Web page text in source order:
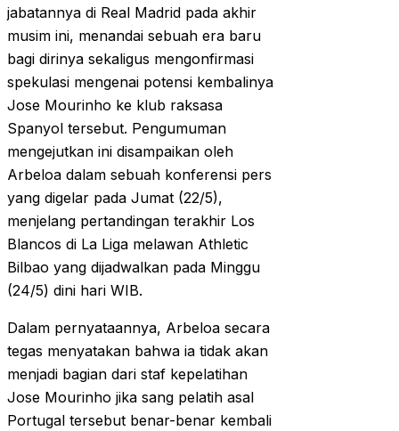
jabatannya di Real Madrid pada akhir
musim ini, menandai sebuah era baru
bagi dirinya sekaligus mengonfirmasi
spekulasi mengenai potensi kembalinya
Jose Mourinho ke klub raksasa
Spanyol tersebut. Pengumuman
mengejutkan ini disampaikan oleh
Arbeloa dalam sebuah konferensi pers
yang digelar pada Jumat (22/5),
menjelang pertandingan terakhir Los
Blancos di La Liga melawan Athletic
Bilbao yang dijadwalkan pada Minggu
(24/5) dini hari WIB.
Dalam pernyataannya, Arbeloa secara
tegas menyatakan bahwa ia tidak akan
menjadi bagian dari staf kepelatihan
Jose Mourinho jika sang pelatih asal
Portugal tersebut benar-benar kembali